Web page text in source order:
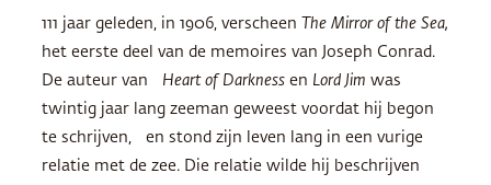
111 jaar geleden, in 1906, verscheen The Mirror of the Sea,
het eerste deel van de memoires van Joseph Conrad.
De auteur van Heart of Darkness en Lord Jim was
twintig jaar lang zeeman geweest voordat hij begon
te schrijven, en stond zijn leven lang in een vurige
relatie met de zee. Die relatie wilde hij beschrijven